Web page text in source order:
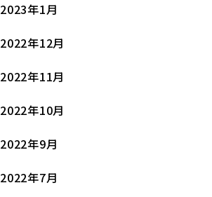
2023年1月
2022年12月
2022年11月
2022年10月
2022年9月
2022年7月